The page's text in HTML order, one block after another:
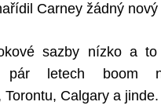
Carney žádný
sazby nízko a to
pár letech boom
Torontu, Calgary a jinde.